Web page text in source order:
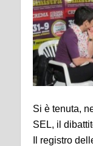
Si è tenuta,
SEL, il
Il registro